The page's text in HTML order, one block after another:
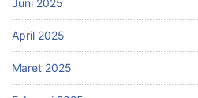
Juni 2025
April 2025
Maret 2025